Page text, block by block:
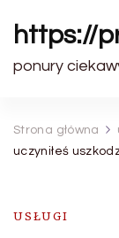
https://
ponury
Strona główna
uczyniłeś
USŁUGI